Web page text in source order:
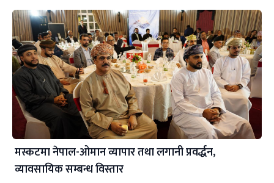
मस्कटमा नेपाल-ओमान व्यापार तथा लगानी प्रवर्द्धन,
व्यावसायिक सम्बन्ध विस्तार